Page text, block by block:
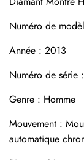
Numéro de
Année : 2013
Numéro de série
Genre : Homme
Mouvement :
automatique